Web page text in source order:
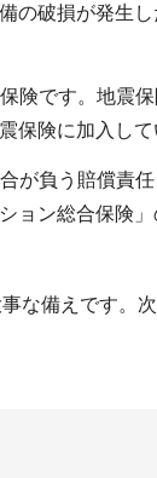
の破損が発生
険です。地震
険に加入して
が負う賠償責
ョン総合保険
な備えです。